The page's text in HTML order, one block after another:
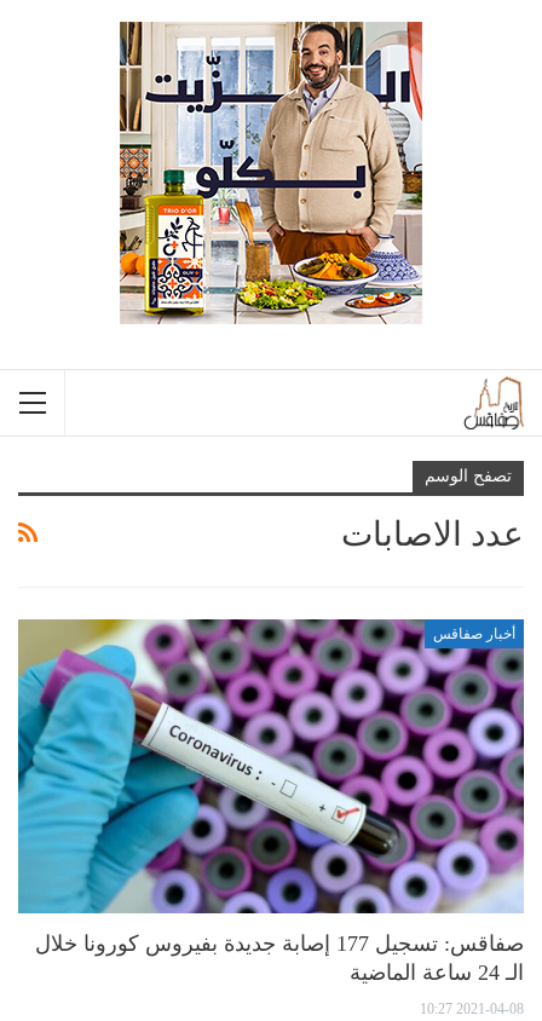
تصفح الوسم
عدد الاصابات
أخبار صفاقس
صفاقس: تسجيل 177 إصابة جديدة بفيروس كورونا خلال
الـ 24 ساعة الماضية
2021-04-08 10:27